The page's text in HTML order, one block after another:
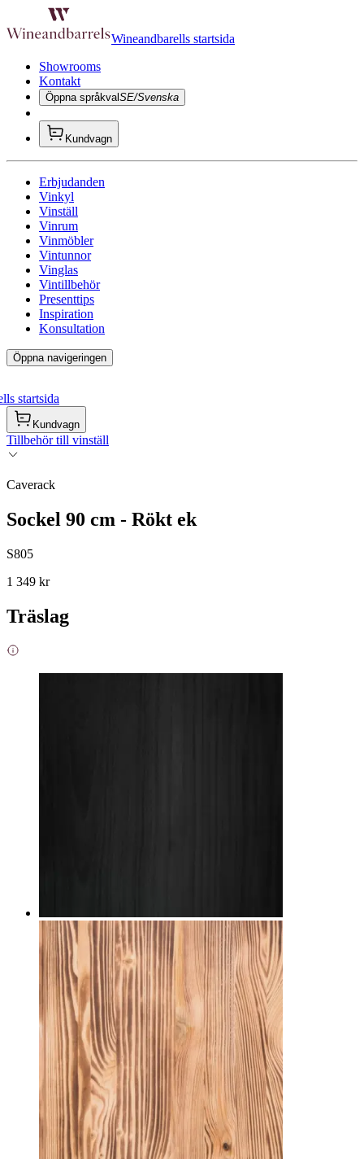
Wineandbarells startsida
Showrooms
Kontakt
Öppna språkvalSE/Svenska
Kundvagn
Erbjudanden
Vinkyl
Vinställ
Vinrum
Vinmöbler
Vintunnor
Vinglas
Vintillbehör
Presenttips
Inspiration
Konsultation
Öppna navigeringen
startsida
Kundvagn
Tillbehör till vinställ
Caverack
Sockel 90 cm - Rökt ek
S805
1 349 kr
Träslag